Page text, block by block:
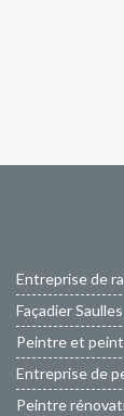
Entreprise de
Façadier Saulles
Peintre et
Entreprise de
Peintre